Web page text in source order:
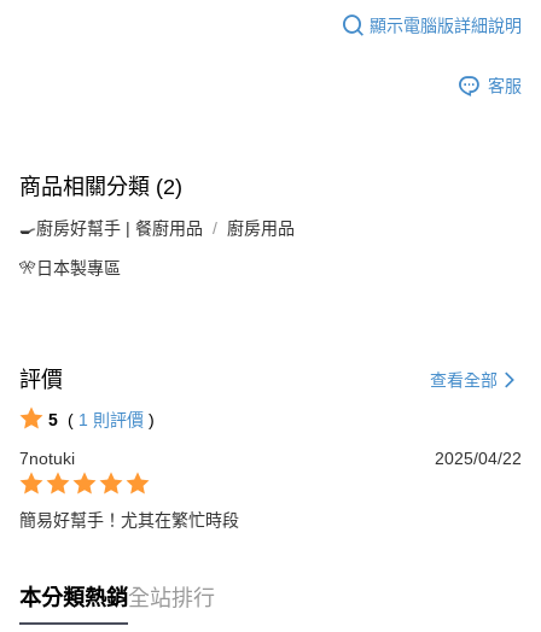
顯示電腦版詳細說明
客服
商品相關分類 (2)
🍳廚房好幫手 | 餐廚用品 廚房用品
🎌日本製專區
評價 查看全部
5 ( 1 則評價 )
7notuki
2025/04/22
簡易好幫手！尤其在繁忙時段
本分類熱銷全站排行